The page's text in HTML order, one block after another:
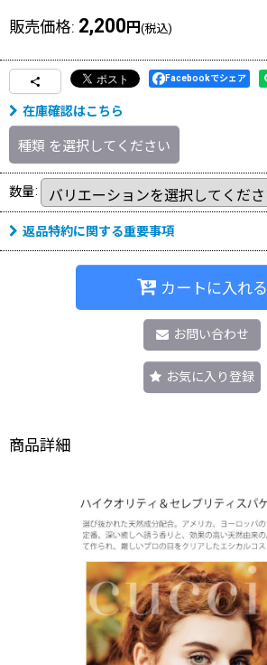
販売価格: 2,200 円 (税込)
Facebookでシェア
在庫確認はこちら
種類 を選択してください
数量:
返品特約に関する重要事項
カートに入れる
お問い合わせ
お気に入り登録
商品詳細